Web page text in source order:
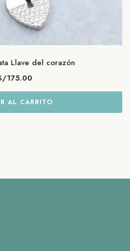
Llave del corazón
175.00
AL CARRITO